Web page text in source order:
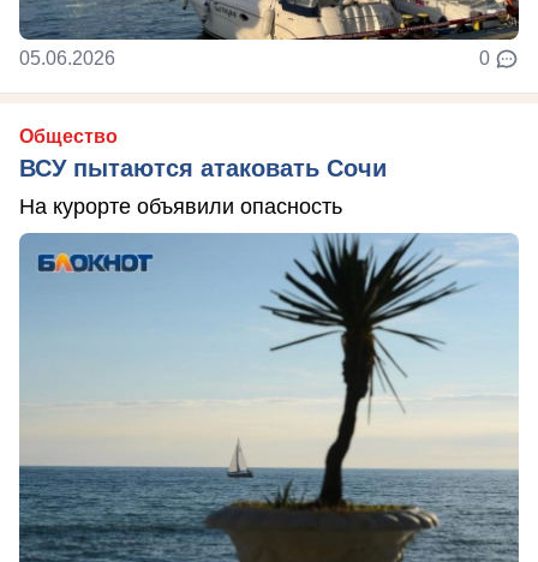
05.06.2026 0
Общество
ВСУ пытаются атаковать Сочи
На курорте объявили опасность